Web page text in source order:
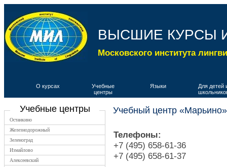
ВЫСШИЕ КУРСЫ
Московского института
О курсах
Учебные
центры
Языки
Для детей
Учебные центры
Останкино
Железнодорожный
Зеленоград
Измайлово
Алексеевский
Учебный центр «Марьино»
Телефоны:
+7 (495) 658-61-36
+7 (495) 658-61-37